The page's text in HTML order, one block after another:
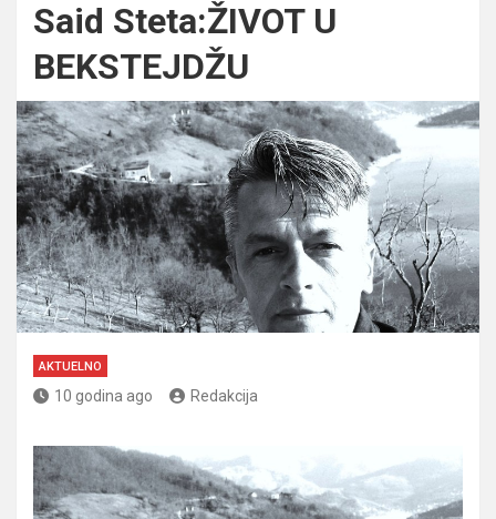
Said Steta:ŽIVOT U
BEKSTEJDŽU
AKTUELNO
10 godina ago Redakcija